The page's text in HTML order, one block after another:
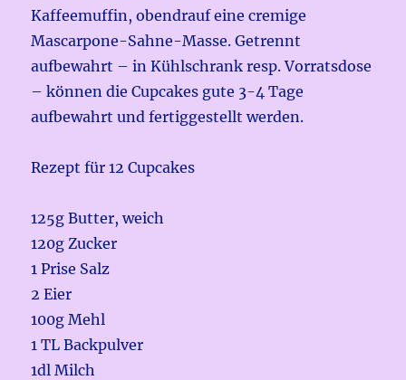
Kaffeemuffin, obendrauf eine cremige
Mascarpone-Sahne-Masse. Getrennt
aufbewahrt – in Kühlschrank resp. Vorratsdose
– können die Cupcakes gute 3-4 Tage
aufbewahrt und fertiggestellt werden.
Rezept für 12 Cupcakes
125g Butter, weich
120g Zucker
1 Prise Salz
2 Eier
100g Mehl
1 TL Backpulver
1dl Milch